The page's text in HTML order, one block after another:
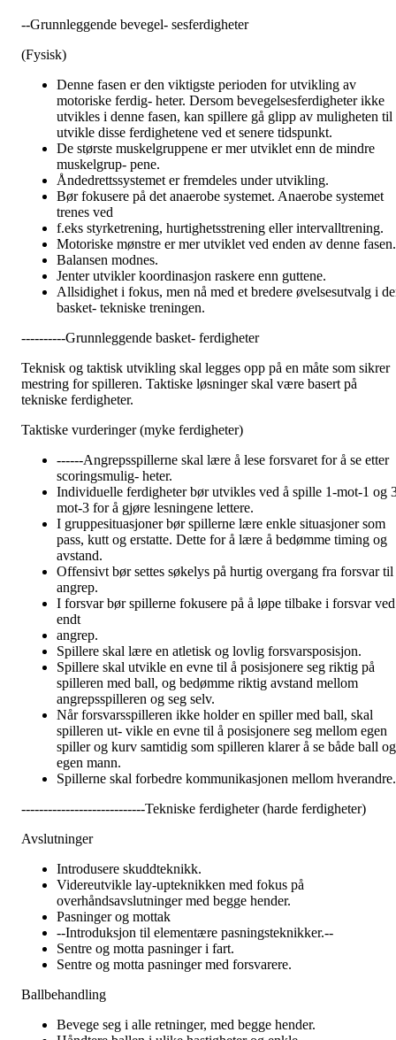
--Grunnleggende bevegel- sesferdigheter
(Fysisk)
Denne fasen er den viktigste perioden for utvikling av
motoriske ferdig- heter. Dersom bevegelsesferdigheter ikke
utvikles i denne fasen, kan spillere gå glipp av muligheten til
utvikle disse ferdighetene ved et senere tidspunkt.
De største muskelgruppene er mer utviklet enn de mindre
muskelgrup- pene.
Åndedrettssystemet er fremdeles under utvikling.
Bør fokusere på det anaerobe systemet. Anaerobe systemet
trenes ved
f.eks styrketrening, hurtighetsstrening eller intervalltrening.
Motoriske mønstre er mer utviklet ved enden av denne fasen.
Balansen modnes.
Jenter utvikler koordinasjon raskere enn guttene.
Allsidighet i fokus, men nå med et bredere øvelsesutvalg i
basket- tekniske treningen.
----------Grunnleggende basket- ferdigheter
Teknisk og taktisk utvikling skal legges opp på en måte som sikrer
mestring for spilleren. Taktiske løsninger skal være basert på
tekniske ferdigheter.
Taktiske vurderinger (myke ferdigheter)
------Angrepsspillerne skal lære å lese forsvaret for å se etter
scoringsmulig- heter.
Individuelle ferdigheter bør utvikles ved å spille 1-mot-1 og
mot-3 for å gjøre lesningene lettere.
I gruppesituasjoner bør spillerne lære enkle situasjoner som
pass, kutt og erstatte. Dette for å lære å bedømme timing og
avstand.
Offensivt bør settes søkelys på hurtig overgang fra forsvar til
angrep.
I forsvar bør spillerne fokusere på å løpe tilbake i forsvar ved
endt
angrep.
Spillere skal lære en atletisk og lovlig forsvarsposisjon.
Spillere skal utvikle en evne til å posisjonere seg riktig på
spilleren med ball, og bedømme riktig avstand mellom
angrepsspilleren og seg selv.
Når forsvarsspilleren ikke holder en spiller med ball, skal
spilleren ut- vikle en evne til å posisjonere seg mellom egen
spiller og kurv samtidig som spilleren klarer å se både ball og
egen mann.
Spillerne skal forbedre kommunikasjonen mellom hverandre.
----------------------------Tekniske ferdigheter (harde ferdigheter)
Avslutninger
Introdusere skuddteknikk.
Videreutvikle lay-upteknikken med fokus på
overhåndsavslutninger med begge hender.
Pasninger og mottak
--Introduksjon til elementære pasningsteknikker.--
Sentre og motta pasninger i fart.
Sentre og motta pasninger med forsvarere.
Ballbehandling
Bevege seg i alle retninger, med begge hender.